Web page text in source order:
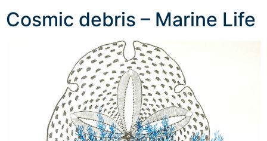
Cosmic debris – Marine Life